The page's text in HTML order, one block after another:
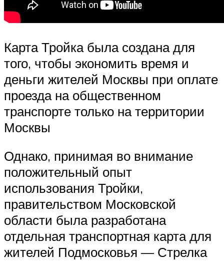
Карта Тройка была создана для
того, чтобы экономить время и
деньги жителей Москвы при оплате
проезда на общественном
транспорте только на территории
Москвы
Однако, принимая во внимание
положительный опыт
использования Тройки,
правительством Московской
области была разработана
отдельная транспортная карта для
жителей Подмосковья — Стрелка